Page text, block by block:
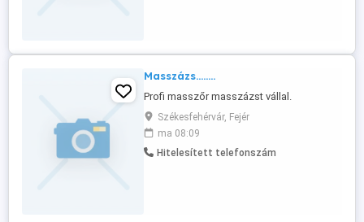
Masszázs........
Profi masszőr masszázst vállal.
Székesfehérvár, Fejér
ma 08:09
Hitelesített telefonszám